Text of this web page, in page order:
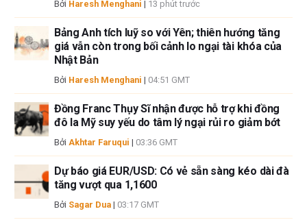
các tác giả và không nhất thiết phản ánh chính sách hoặc quan điểm
chính thức của FXStreet cũng như các nhà quảng cáo của nó. Tác giả
sẽ không chịu trách nhiệm về thông tin được tìm thấy ở cuối các liên kết
được đăng trên trang này.
bài, tác giả không nắm giữ vị thế nào đối với bất kỳ cổ phiếu nào được đề
cập trong bài viết này và không có quan hệ kinh doanh với bất kỳ công ty
nào được đề cập. Tác giả không nhận được tiền công cho việc viết bài
FXStreet và tác giả không cung cấp các đề xuất được cá nhân hóa. Tác
giả không cam đoan về tính chính xác, đầy đủ hoặc phù hợp của thông
tin này. FXStreet và tác giả sẽ không chịu trách nhiệm về bất kỳ sai sót,
thiếu sót hoặc bất kỳ tổn thất, thương tích hoặc thiệt hại nào phát sinh từ
Bởi Haresh Menghani | 13 phút trước
Bảng Anh tích luỹ so với Yên; thiên hướng tăng
giá vẫn còn trong bối cảnh lo ngại tài khóa của
Nhật Bản
Bởi Haresh Menghani | 04:51 GMT
Đồng Franc Thụy Sĩ nhận được hỗ trợ khi đồng
đô la Mỹ suy yếu do tâm lý ngại rủi ro giảm bớt
Bởi Akhtar Faruqui | 03:36 GMT
Dự báo giá EUR/USD: Có vẻ sẵn sàng kéo dài đà
tăng vượt qua 1,1600
Bởi Sagar Dua | 03:17 GMT